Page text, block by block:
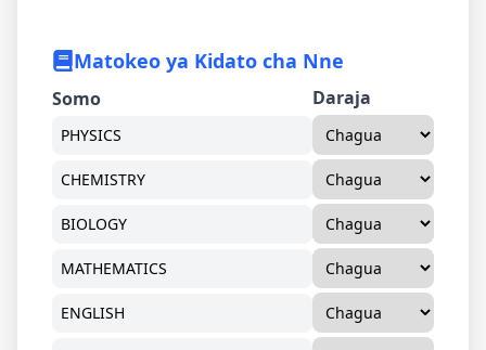
Matokeo ya Kidato cha Nne
Somo Daraja